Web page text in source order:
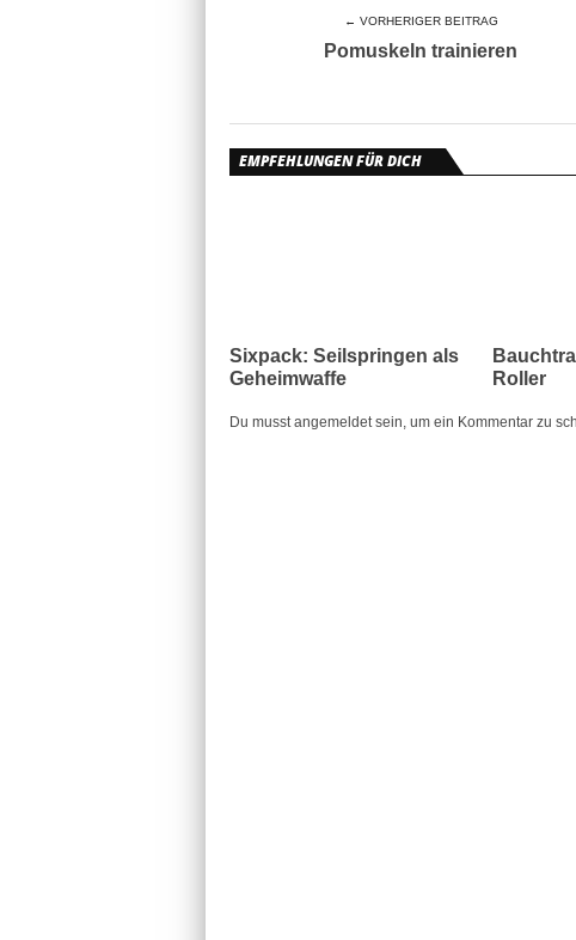
← VORHERIGER BEITRAG
Pomuskeln trainieren
EMPFEHLUNGEN FÜR DICH
Sixpack: Seilspringen als
Geheimwaffe
Roller
Du musst angemeldet sein, um ein Kommentar zu